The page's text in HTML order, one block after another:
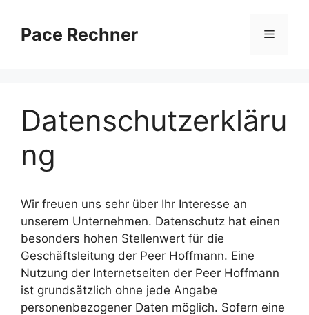
Inhalt
springen
Pace Rechner Menü
Datenschutzerkläru
ng
Wir freuen uns sehr über Ihr Interesse an
unserem Unternehmen. Datenschutz hat einen
besonders hohen Stellenwert für die
Geschäftsleitung der Peer Hoffmann. Eine
Nutzung der Internetseiten der Peer Hoffmann
ist grundsätzlich ohne jede Angabe
personenbezogener Daten möglich. Sofern eine